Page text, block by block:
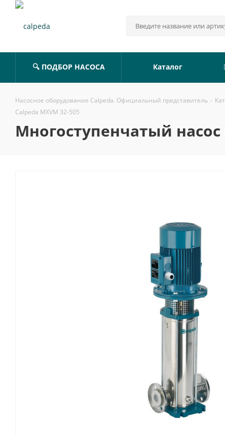
🔍 ПОДБОР НАСОСА Каталог
Насосное оборудование Calpeda. Официальный представитель -
Calpeda MXVM 32-505
Многоступенчатый насос